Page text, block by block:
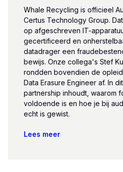
Whale Recycling is officieel
Certus Technology Group.
op afgeschreven IT-
gecertificeerd en
datadrager een
bewijs. Onze collega's Stef
rondden bovendien de
Data Erasure Engineer af. In
partnership inhoudt, waarom
voldoende is en hoe je bij
echt is gewist.
Lees meer